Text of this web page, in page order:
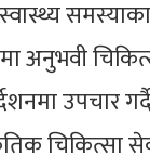
अनुभवी
चिकित्सा